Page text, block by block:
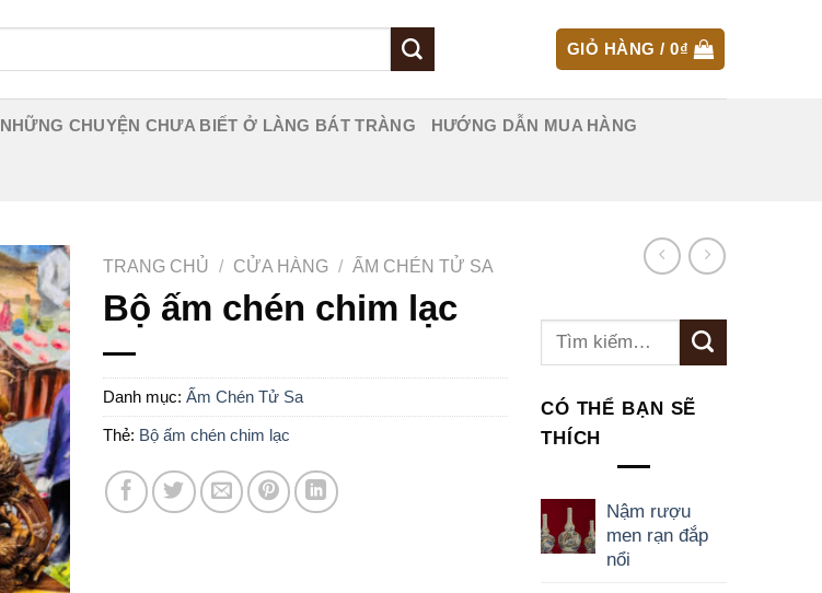
GIỎ HÀNG /0₫
NHỮNG CHUYỆN CHƯA BIẾT Ở LÀNG BÁT TRÀNG HƯỚNG DẪN MUA HÀNG
TRANG CHỦ / CỬA HÀNG / ẤM CHÉN TỬ SA
Bộ ấm chén chim lạc
Danh mục: Ấm Chén Tử Sa
Thẻ: Bộ ấm chén chim lạc
Tìm
CÓ THỂ BẠN SẼ
THÍCH
Nậm rượu
men rạn đắp
nổi